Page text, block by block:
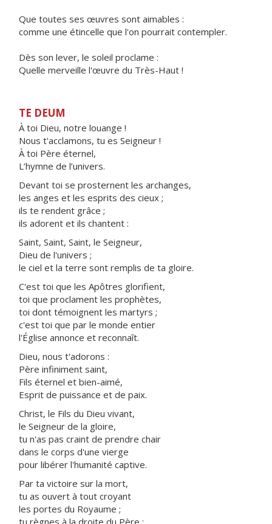
Que toutes ses œuvres sont aimables :
comme une étincelle que l'on pourrait contempler.
Dès son lever, le soleil proclame :
Quelle merveille l'œuvre du Très-Haut !
TE DEUM
À toi Dieu, notre louange !
Nous t'acclamons, tu es Seigneur !
À toi Père éternel,
L’hymne de l’univers.
Devant toi se prosternent les archanges,
les anges et les esprits des cieux ;
ils te rendent grâce ;
ils adorent et ils chantent :
Saint, Saint, Saint, le Seigneur,
Dieu de l'univers ;
le ciel et la terre sont remplis de ta gloire.
C'est toi que les Apôtres glorifient,
toi que proclament les prophètes,
toi dont témoignent les martyrs ;
c'est toi que par le monde entier
l'Église annonce et reconnaît.
Dieu, nous t'adorons :
Père infiniment saint,
Fils éternel et bien-aimé,
Esprit de puissance et de paix.
Christ, le Fils du Dieu vivant,
le Seigneur de la gloire,
tu n'as pas craint de prendre chair
dans le corps d'une vierge
pour libérer l'humanité captive.
Par ta victoire sur la mort,
tu as ouvert à tout croyant
les portes du Royaume ;
tu règnes à la droite du Père ;